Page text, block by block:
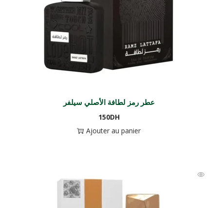
عطر رمز لطافة الأصلي سيلفر
150DH
Ajouter au panier